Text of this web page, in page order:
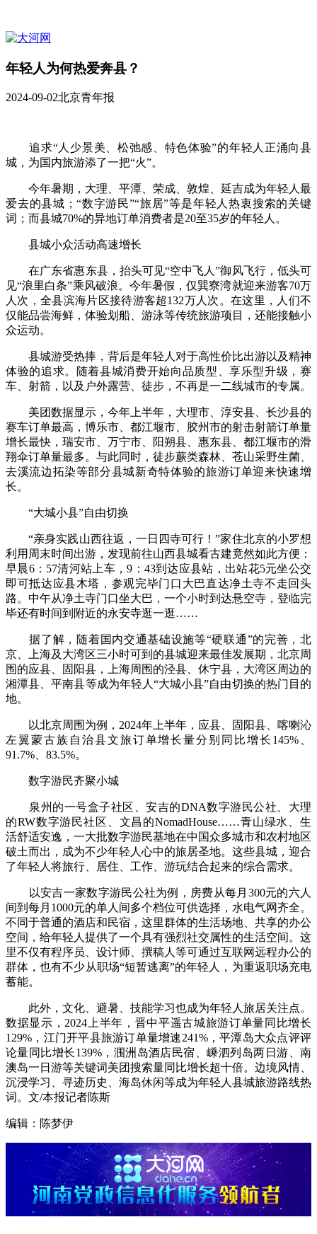
年轻人为何热爱奔县？
2024-09-02北京青年报
追求“人少景美、松弛感、特色体验”的年轻人正涌向县
城，为国内旅游添了一把“火”。
今年暑期，大理、平潭、荣成、敦煌、延吉成为年轻人最
爱去的县城；“数字游民”“旅居”等是年轻人热衷搜索的关键
词；而县城70%的异地订单消费者是20至35岁的年轻人。
县城小众活动高速增长
在广东省惠东县，抬头可见“空中飞人”御风飞行，低头可
见“浪里白条”乘风破浪。今年暑假，仅巽寮湾就迎来游客70万
人次，全县滨海片区接待游客超132万人次。在这里，人们不
仅能品尝海鲜，体验划船、游泳等传统旅游项目，还能接触小
众运动。
县城游受热捧，背后是年轻人对于高性价比出游以及精神
体验的追求。随着县城消费开始向品质型、享乐型升级，赛
车、射箭，以及户外露营、徒步，不再是一二线城市的专属。
美团数据显示，今年上半年，大理市、淳安县、长沙县的
赛车订单最高，博乐市、都江堰市、胶州市的射击射箭订单量
增长最快，瑞安市、万宁市、阳朔县、惠东县、都江堰市的滑
翔伞订单量最多。与此同时，徒步蕨类森林、苍山采野生菌、
去溪流边拓染等部分县城新奇特体验的旅游订单迎来快速增
长。
“大城小县”自由切换
“亲身实践山西往返，一日四寺可行！”家住北京的小罗想
利用周末时间出游，发现前往山西县城看古建竟然如此方便：
早晨6：57清河站上车，9：43到达应县站，出站花5元坐公交
即可抵达应县木塔，参观完毕门口大巴直达净土寺不走回头
路。中午从净土寺门口坐大巴，一个小时到达悬空寺，登临完
毕还有时间到附近的永安寺逛一逛……
据了解，随着国内交通基础设施等“硬联通”的完善，北
京、上海及大湾区三小时可到的县城迎来最佳发展期，北京周
围的应县、固阳县，上海周围的泾县、休宁县，大湾区周边的
湘潭县、平南县等成为年轻人“大城小县”自由切换的热门目的
地。
以北京周围为例，2024年上半年，应县、固阳县、喀喇沁
左翼蒙古族自治县文旅订单增长量分别同比增长145%、
91.7%、83.5%。
数字游民齐聚小城
泉州的一号盒子社区、安吉的DNA数字游民公社、大理
的RW数字游民社区、文昌的NomadHouse……青山绿水、生
活舒适安逸，一大批数字游民基地在中国众多城市和农村地区
破土而出，成为不少年轻人心中的旅居圣地。这些县城，迎合
了年轻人将旅行、居住、工作、游玩结合起来的综合需求。
以安吉一家数字游民公社为例，房费从每月300元的六人
间到每月1000元的单人间多个档位可供选择，水电气网齐全。
不同于普通的酒店和民宿，这里群体的生活场地、共享的办公
空间，给年轻人提供了一个具有强烈社交属性的生活空间。这
里不仅有程序员、设计师、撰稿人等可通过互联网远程办公的
群体，也有不少从职场“短暂逃离”的年轻人，为重返职场充电
蓄能。
此外，文化、避暑、技能学习也成为年轻人旅居关注点。
数据显示，2024上半年，晋中平遥古城旅游订单量同比增长
129%，江门开平县旅游订单量增速241%，平潭岛大众点评评
论量同比增长139%，涠洲岛酒店民宿、嵊泗列岛两日游、南
澳岛一日游等关键词美团搜索量同比增长超十倍。边境风情、
沉浸学习、寻迹历史、海岛休闲等成为年轻人县城旅游路线热
词。文/本报记者陈斯
编辑：陈梦伊